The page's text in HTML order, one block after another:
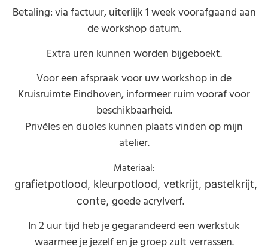
Betaling: via factuur, uiterlijk 1 week voorafgaand aan
de workshop datum.
Extra uren kunnen worden bijgeboekt.
Voor een afspraak voor uw workshop in de
Kruisruimte Eindhoven, informeer ruim vooraf voor
beschikbaarheid.
Privéles en duoles kunnen plaats vinden op mijn
atelier.
Materiaal:
grafietpotlood, kleurpotlood, vetkrijt, pastelkrijt,
conte, goede acrylverf.
In 2 uur tijd heb je gegarandeerd een werkstuk
waarmee je jezelf en je groep zult verrassen.